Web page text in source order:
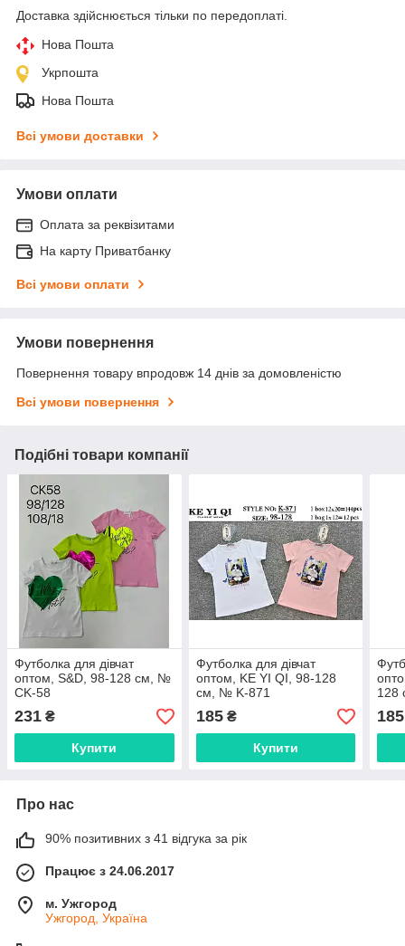
Доставка здійснюється тільки по передоплаті.
Нова Пошта
Укрпошта
Нова Пошта
Всі умови доставки
Умови оплати
Оплата за реквізитами
На карту Приватбанку
Всі умови оплати
Умови повернення
Повернення товару впродовж 14 днів за домовленістю
Всі умови повернення
Подібні товари компанії
Футболка для дівчат
оптом, S&D, 98-128 см, №
CK-58
231 ₴
Купити
Футболка для дівчат
оптом, KE YI QI, 98-128
см, № K-871
185₴
Купити
128
185
Про нас
90% позитивних з 41 відгука за рік
Працює з 24.06.2017
м. Ужгород
Ужгород, Україна